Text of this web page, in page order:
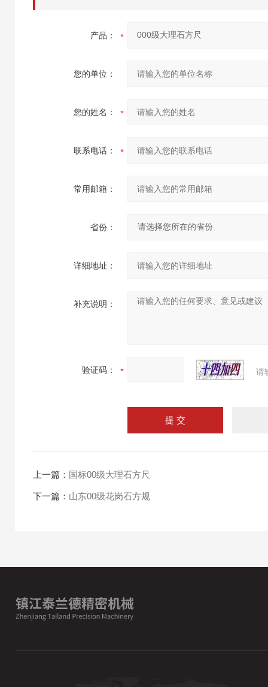
产品：
您的单位：
您的姓名：
联系电话：
常用邮箱：
省份：
详细地址：
补充说明：
验证码： 请
上一篇： 国标00级大理石方尺
下一篇： 山东00级花岗石方规